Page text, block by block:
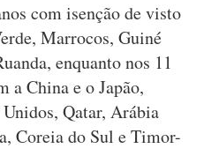
com isenção de visto
Marrocos, Guiné
enquanto nos 11
a China e o Japão,
Qatar, Arábia
Coreia do Sul e Timor-